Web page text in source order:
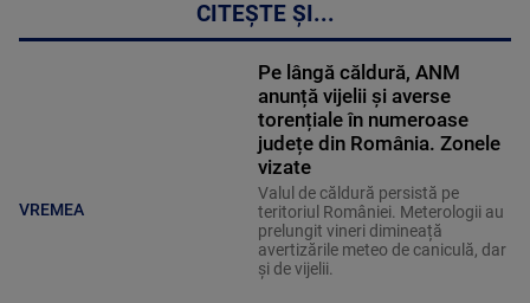
CITEȘTE ȘI...
VREMEA
Pe lângă căldură, ANM
anunță vijelii și averse
torențiale în numeroase
județe din România. Zonele
vizate
Valul de căldură persistă pe
teritoriul României. Meterologii au
prelungit vineri dimineață
avertizările meteo de caniculă, dar
și de vijelii.